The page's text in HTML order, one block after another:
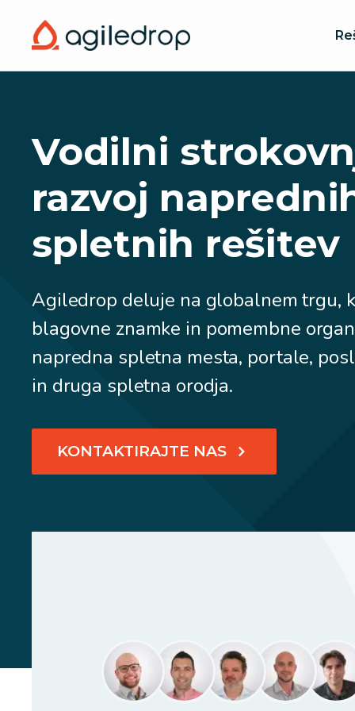
Razvoj
spletnih
strani
in
aplikacij
Vodilni
razvoj
spletnih rešitev
Agiledrop deluje na globalnem trgu,
blagovne znamke in pomembne
napredna spletna mesta, portale,
in druga spletna orodja.
KONTAKTIRAJTE NAS